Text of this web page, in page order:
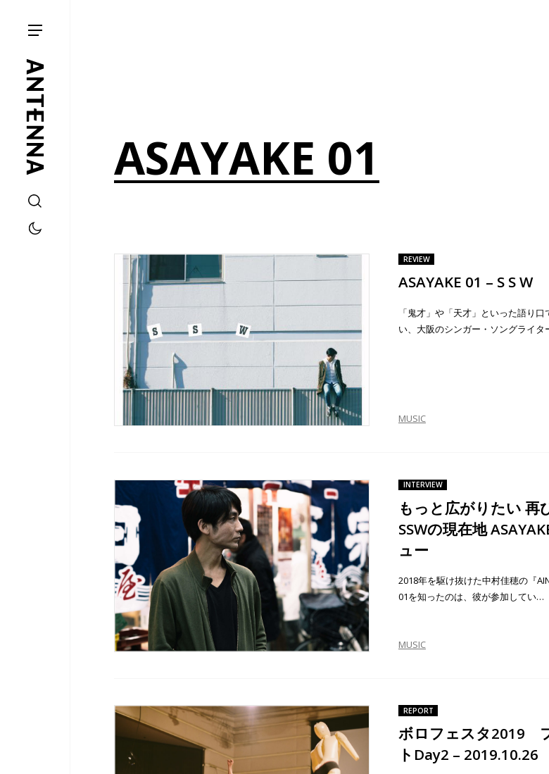
ASAYAKE 01
REVIEW
ASAYAKE 01 – S S W
「鬼才」や「天才」といった語り
い、大阪のシンガー・ソングライタ
MUSIC
INTERVIEW
もっと広がりたい 再
SSWの現在地
ュー
2018年を駆け抜けた中村佳穂の『
01を知ったのは、彼が参加してい…
MUSIC
REPORT
ボロフェスタ2019
トDay2 – 2019.10.26